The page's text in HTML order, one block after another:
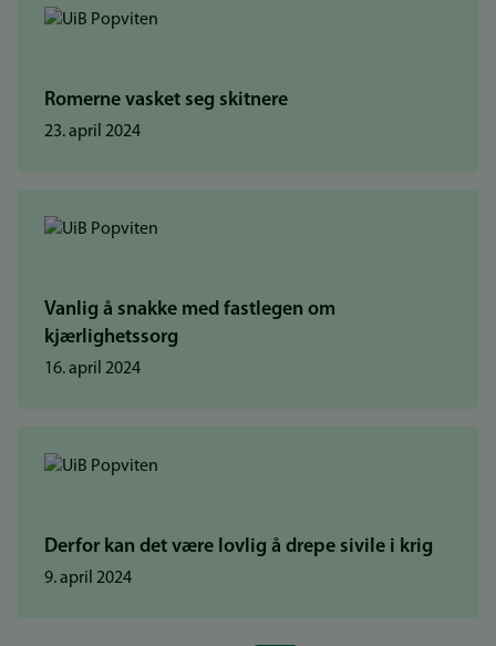
Romerne vasket seg skitnere
23. april 2024
Vanlig å snakke med fastlegen om
kjærlighetssorg
16. april 2024
Derfor kan det være lovlig å drepe sivile i krig
9. april 2024